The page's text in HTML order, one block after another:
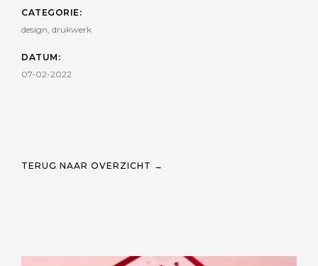
CATEGORIE:
design, drukwerk
DATUM:
07-02-2022
TERUG NAAR OVERZICHT →